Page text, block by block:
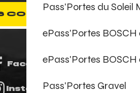
Pass'Portes du Soleil
ePass'Portes
ePass'Portes
Pass'Portes Gravel
CONTACTER
Facebook
Instagram